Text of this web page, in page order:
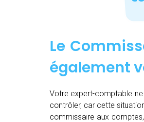
Le
également
Votre expert-comptable
contrôler, car cette
commissaire aux